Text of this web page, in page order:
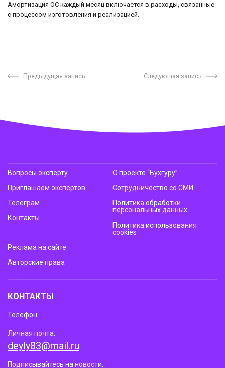
Амортизация ОС каждый месяц включается в расходы, связанные
с процессом изготовления и реализацией.
Предыдущая запись Следующая запись
Вопросы эксперту
Приглашаем экспертов
Телеграм
Контакты
О проекте “Бухгуру”
Сотрудничество со СМИ
Политика обработки
персональных данных
Политика использования
cookies
Реклама на сайте
Авторские права
КОНТАКТЫ
Телефон:
Личная почта:
deyly83@mail.ru
Подписывайтесь на новости: